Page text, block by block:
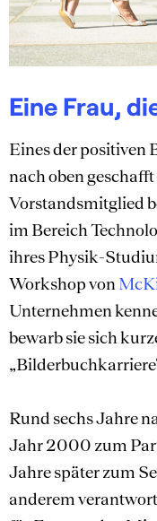
Eine Frau,
Eines der positiven
nach oben
Vorstandsmitglied
im Bereich
ihres Physik-
Workshop von
Unternehmen
bewarb sie sich
Rund sechs Jahre
Jahr 2000 zum
Jahre später zum
anderem